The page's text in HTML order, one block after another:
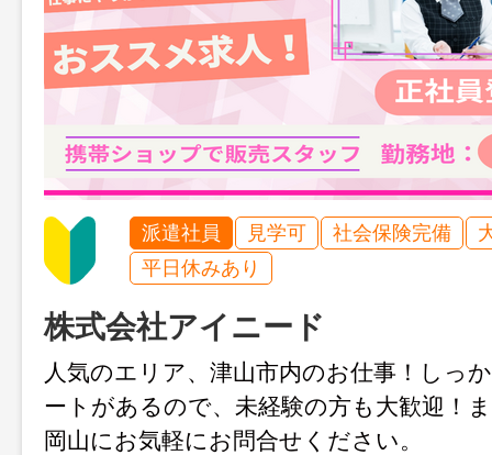
派遣社員 見学可 社会保険完備
平日休みあり
株式会社アイニード
人気のエリア、津山市内のお仕事！しっ
ートがあるので、未経験の方も大歓迎！
岡山にお気軽にお問合せください。